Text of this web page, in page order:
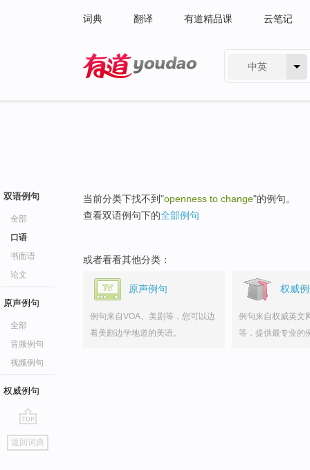
词典 翻译 有道精品课 云笔记
中英
双语例句
全部
口语
书面语
论文
原声例句
全部
音频例句
视频例句
权威例句
go
top
返回词典
当前分类下找不到"openness to change"的例句。
查看双语例句下的全部例句
或者看看其他分类：
原声例句
例句来自VOA、美剧等，您可以边
看美剧边学地道的美语。
权威
例句来自权威英文
等，提供最专业的